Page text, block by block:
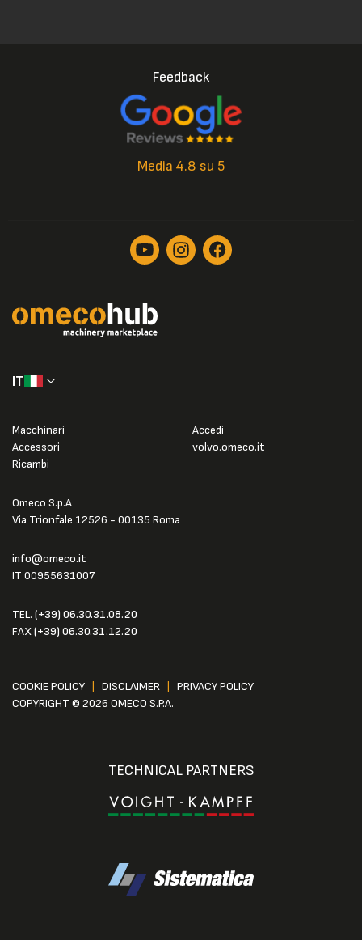
Feedback
Media 4.8 su 5
IT
Omeco S.p.A
Via Trionfale 12526 - 00135 Roma
info@omeco.it
IT 00955631007
TEL. (+39) 06.30.31.08.20
FAX(+39) 06.30.31.12.20
Macchinari
Accessori
Ricambi
Accedi
volvo.omeco.it
COOKIE POLICY DISCLAIMER
PRIVACY POLICY
COPYRIGHT © 2026 OMECO S.P.A.
TECHNICAL PARTNERS